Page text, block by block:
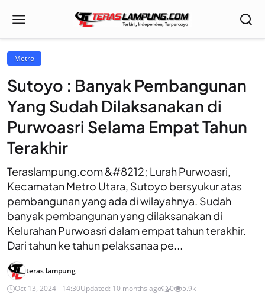
Metro
Sutoyo : Banyak Pembangunan
Yang Sudah Dilaksanakan di
Purwoasri Selama Empat Tahun
Terakhir
Teraslampung.com &#8212; Lurah Purwoasri,
Kecamatan Metro Utara, Sutoyo bersyukur atas
pembangunan yang ada di wilayahnya. Sudah
banyak pembangunan yang dilaksanakan di
Kelurahan Purwoasri dalam empat tahun terakhir.
Dari tahun ke tahun pelaksanaa pe...
teras lampung
Oct 13, 2024 - 14:30Updated: 10 months ago 0 5.9k